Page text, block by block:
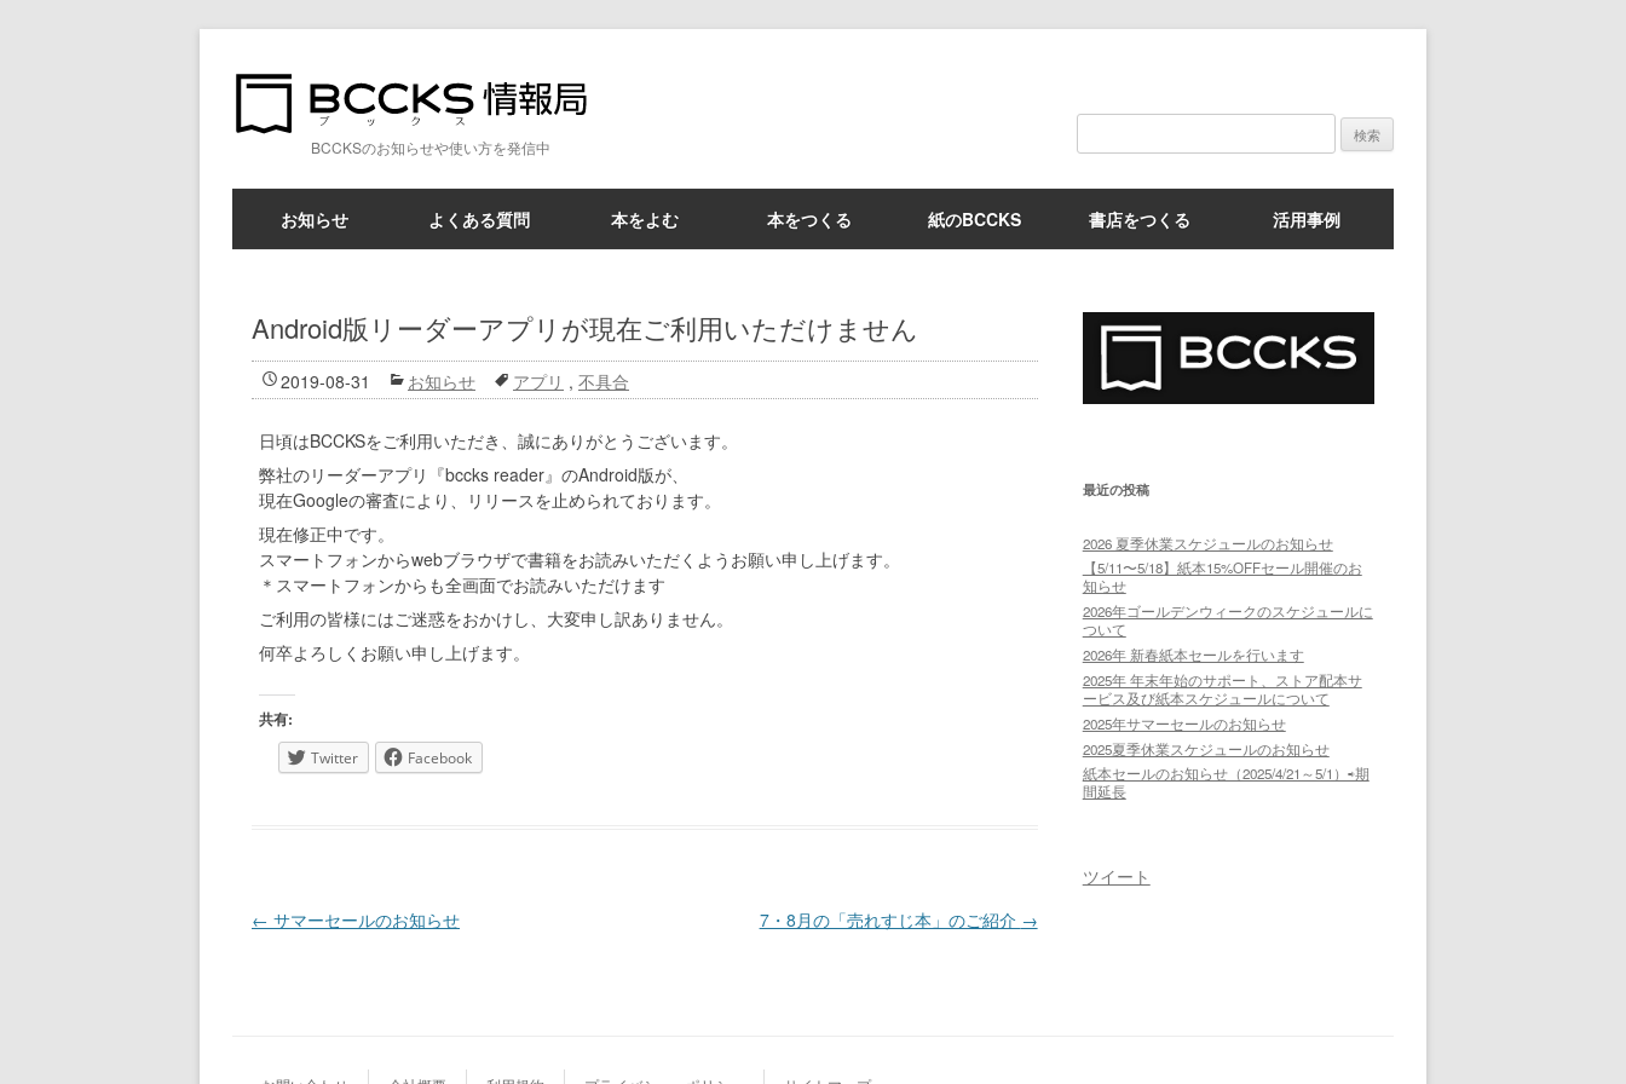
BCCKSのお知らせや使い方を発信中
検
お知らせ よくある質問 本をよむ 本をつくる 紙のBCCKS 書店をつくる 活用事例
Android版リーダーアプリが現在ご利用いただけません
2019-08-31 お知らせ アプリ , 不具合
日頃はBCCKSをご利用いただき、誠にありがとうございます。
弊社のリーダーアプリ『bccks reader』のAndroid版が、
現在Googleの審査により、リリースを止められております。
現在修正中です。
スマートフォンからwebブラウザで書籍をお読みいただくようお願い申し上げます。
＊スマートフォンからも全画面でお読みいただけます
ご利用の皆様にはご迷惑をおかけし、大変申し訳ありません。
何卒よろしくお願い申し上げます。
共有:
Twitter Facebook
投稿ナビゲーション
← サマーセールのお知らせ 7・8月の「売れすじ本」のご紹介 →
最近の投稿
2026 夏季休業スケジュールのお知らせ
【5/11〜5/18】紙本15%OFFセール開催のお
知らせ
2026年ゴールデンウィークのスケジュールに
ついて
2026年 新春紙本セールを行います
2025年 年末年始のサポート、ストア配本サ
ービス及び紙本スケジュールについて
2025年サマーセールのお知らせ
2025夏季休業スケジュールのお知らせ
紙本セールのお知らせ（2025/4/21～5/1）⇨期
間延長
ツイート